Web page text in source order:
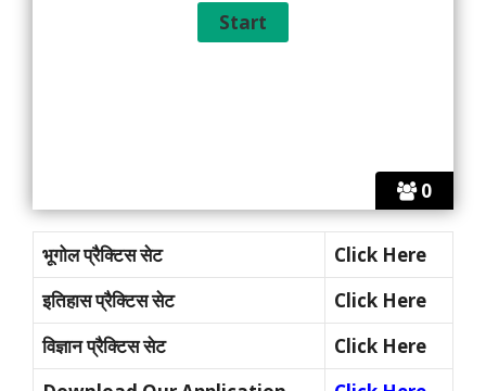
0
भूगोल प्रैक्टिस सेट
Click Here
इतिहास प्रैक्टिस सेट
Click Here
विज्ञान प्रैक्टिस सेट
Click Here